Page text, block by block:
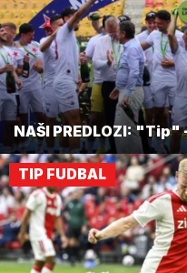
NAŠI PREDLOZI:
TIP FUDBAL